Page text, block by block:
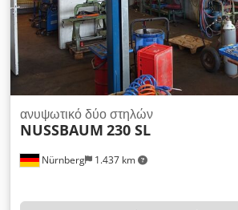
Nürnberg 1.437 km
ανυψωτικό δύο στηλών
NUSSBAUM 230 SL